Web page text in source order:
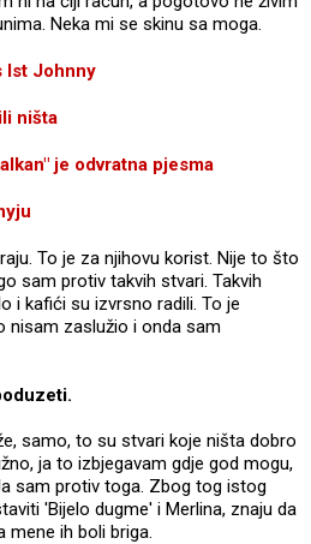
Neka mi se skinu sa moga.
Ist Johnny
ništa
je odvratna pjesma
To je za njihovu korist. Nije to što
sam protiv takvih stvari. Takvih
i kafići su izvrsno radili. To je
nisam zaslužio i onda sam
samo, to su stvari koje ništa dobro
ja to izbjegavam gdje god mogu,
sam protiv toga. Zbog tog istog
'Bijelo dugme' i Merlina, znaju da
mene ih boli briga.